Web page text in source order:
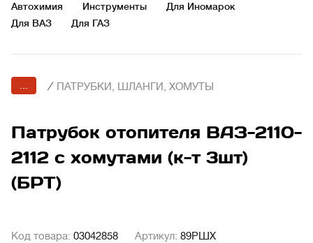
Автохимия
Инструменты
Для Иномарок
Для ВАЗ
Для ГАЗ
... / ПАТРУБКИ, ШЛАНГИ, ХОМУТЫ
Патрубок отопителя ВАЗ-2110-
2112 с хомутами (к-т 3шт)
(БРТ)
Код товара: 03042858 Артикул: 89РШХ